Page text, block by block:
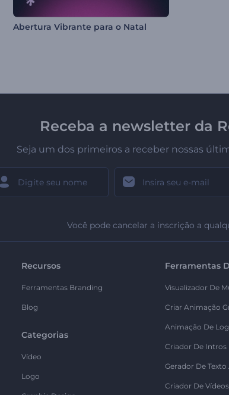
Abertura Vibrante para o Natal
Receba a newsletter da
Seja um dos primeiros a receber nossas
Você pode cancelar a inscrição a
Recursos
Ferramentas Branding
Blog
Categorias
Vídeo
Logo
Ferramentas
Visualizador De
Criar Animação
Animação De
Criador De Intros
Gerador De
Criador De Vídeos